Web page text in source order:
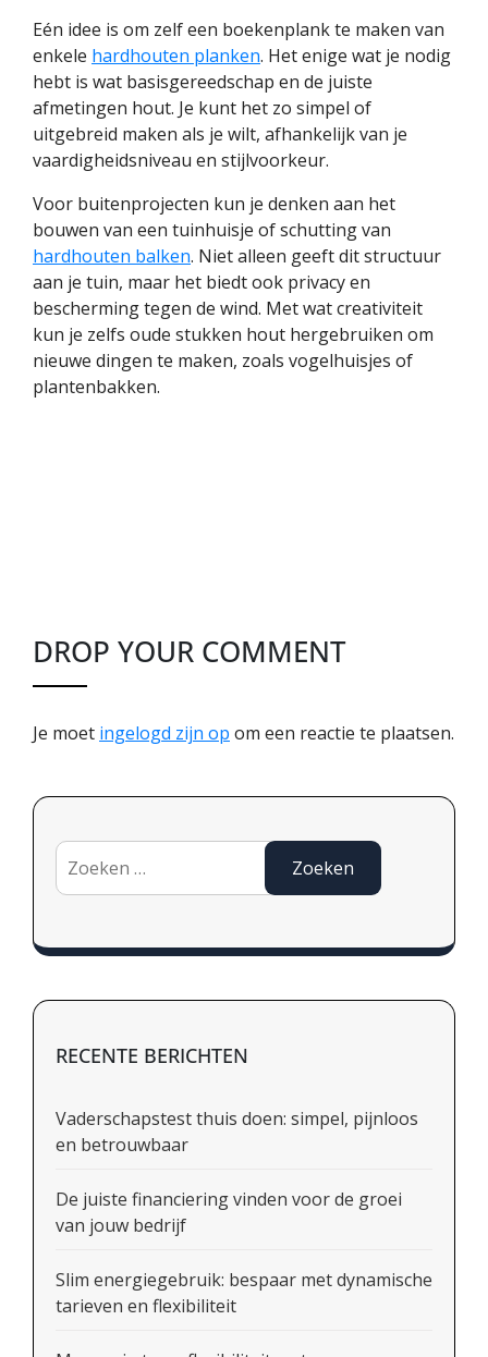
Eén idee is om zelf een boekenplank te maken van
enkele hardhouten planken. Het enige wat je nodig
hebt is wat basisgereedschap en de juiste
afmetingen hout. Je kunt het zo simpel of
uitgebreid maken als je wilt, afhankelijk van je
vaardigheidsniveau en stijlvoorkeur.
Voor buitenprojecten kun je denken aan het
bouwen van een tuinhuisje of schutting van
hardhouten balken. Niet alleen geeft dit structuur
aan je tuin, maar het biedt ook privacy en
bescherming tegen de wind. Met wat creativiteit
kun je zelfs oude stukken hout hergebruiken om
nieuwe dingen te maken, zoals vogelhuisjes of
plantenbakken.
DROP YOUR COMMENT
Je moet ingelogd zijn op om een reactie te plaatsen.
Zoeken
naar:
RECENTE BERICHTEN
Vaderschapstest thuis doen: simpel, pijnloos
en betrouwbaar
De juiste financiering vinden voor de groei
van jouw bedrijf
Slim energiegebruik: bespaar met dynamische
tarieven en flexibiliteit